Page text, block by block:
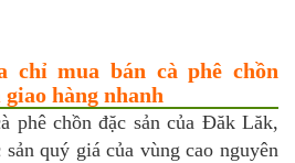
mua bán cà phê chồn
hàng nhanh
phê chồn đặc sản của Đăk Lăk,
quý giá của vùng cao nguyên